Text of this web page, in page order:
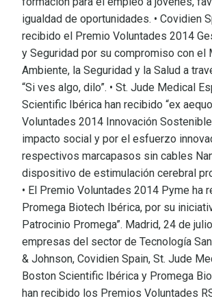
igualdad de oportunidades. • Covidien
recibido el Premio Voluntades 2014
y Seguridad por su compromiso con el
Ambiente, la Seguridad y la Salud a
“Si ves algo, dilo”. • St. Jude Medical
Scientific Ibérica han recibido “ex
Voluntades 2014 Innovación
impacto social y por el esfuerzo
respectivos marcapasos sin cables
dispositivo de estimulación cerebral
• El Premio Voluntades 2014 Pyme ha
Promega Biotech Ibérica, por su
Patrocinio Promega”. Madrid, 24 de
empresas del sector de Tecnología
& Johnson, Covidien Spain, St. Jude
Boston Scientific Ibérica y Promega
han recibido los Premios Voluntades